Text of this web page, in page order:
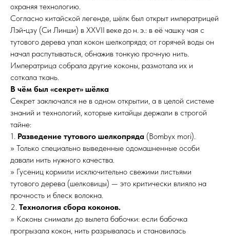
охраняя технологию.
Согласно китайской легенде, шёлк был открыт императрицей
Лэй‑цзу (Си Линши) в XXVII веке до н. э.: в её чашку чая с
тутового дерева упал кокон шелкопряда; от горячей воды он
начал распутываться, обнажив тонкую прочную нить.
Императрица собрала другие коконы, размотала их и
соткала ткань.
В чём был «секрет» шёлка
Секрет заключался не в одном открытии, а в целой системе
знаний и технологий, которые китайцы держали в строгой
тайне:
1. Разведение тутового шелкопряда (Bombyx mori).
» Только специально выведенные одомашненные особи
давали нить нужного качества.
» Гусениц кормили исключительно свежими листьями
тутового дерева (шелковицы) — это критически влияло на
прочность и блеск волокна.
2. Технология сбора коконов.
» Коконы снимали до вылета бабочки: если бабочка
прогрызала кокон, нить разрывалась и становилась